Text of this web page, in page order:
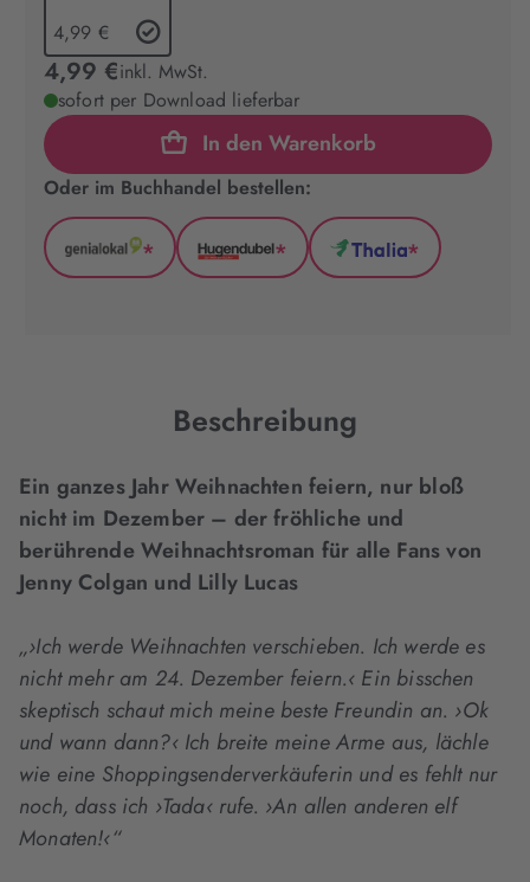
4,99 €
4,99 €inkl. MwSt.
sofort per Download lieferbar
In den Warenkorb
Oder im Buchhandel bestellen:
GenialLokal
*
Hugendubel
*
Thalia
*
Beschreibung
Ein ganzes Jahr Weihnachten feiern, nur bloß
nicht im Dezember – der fröhliche und
berührende Weihnachtsroman für alle Fans von
Jenny Colgan und Lilly Lucas
„›Ich werde Weihnachten verschieben. Ich werde es
nicht mehr am 24. Dezember feiern.‹ Ein bisschen
skeptisch schaut mich meine beste Freundin an. ›Ok
und wann dann?‹ Ich breite meine Arme aus, lächle
wie eine Shoppingsenderverkäuferin und es fehlt nur
noch, dass ich ›Tada‹ rufe. ›An allen anderen elf
Monaten!‹“